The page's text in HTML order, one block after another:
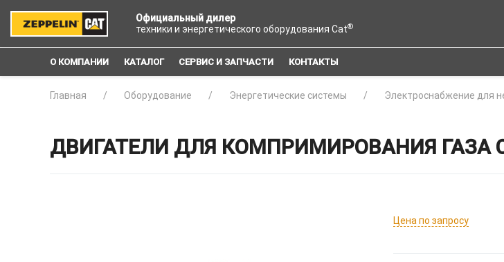
Официальный дилер
техники и энергетического оборудования Cat®
О КОМПАНИИ КАТАЛОГ СЕРВИС И ЗАПЧАСТИ КОНТАКТЫ
Главная Оборудование Энергетические системы Электроснабжение для
ДВИГАТЕЛИ ДЛЯ КОМПРИМИРОВАНИЯ ГАЗА
Цена по запросу